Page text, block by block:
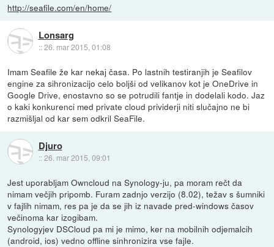
http://seafile.com/en/home/
Lonsarg
::26. mar 2015, 01:08
Imam Seafile že kar nekaj časa. Po lastnih testiranjih je Seafilov
engine za sihronizacijo celo boljši od velikanov kot je OneDrive in
Google Drive, enostavno so se potrudili fantje in dodelali kodo. Jaz
o kaki konkurenci med private cloud prividerji niti slučajno ne bi
razmišljal od kar sem odkril SeaFile.
Djuro
::26. mar 2015, 09:01
Jest uporabljam Owncloud na Synology-ju, pa moram rečt da
nimam večjih pripomb. Furam zadnjo verzijo (8.02), težav s šumniki
v fajlih nimam, res pa je da se jih iz navade pred-windows časov
večinoma kar izogibam.
Synologyjev DSCloud pa mi je mimo, ker na mobilnih odjemalcih
(android, ios) vedno offline sinhronizira vse fajle.